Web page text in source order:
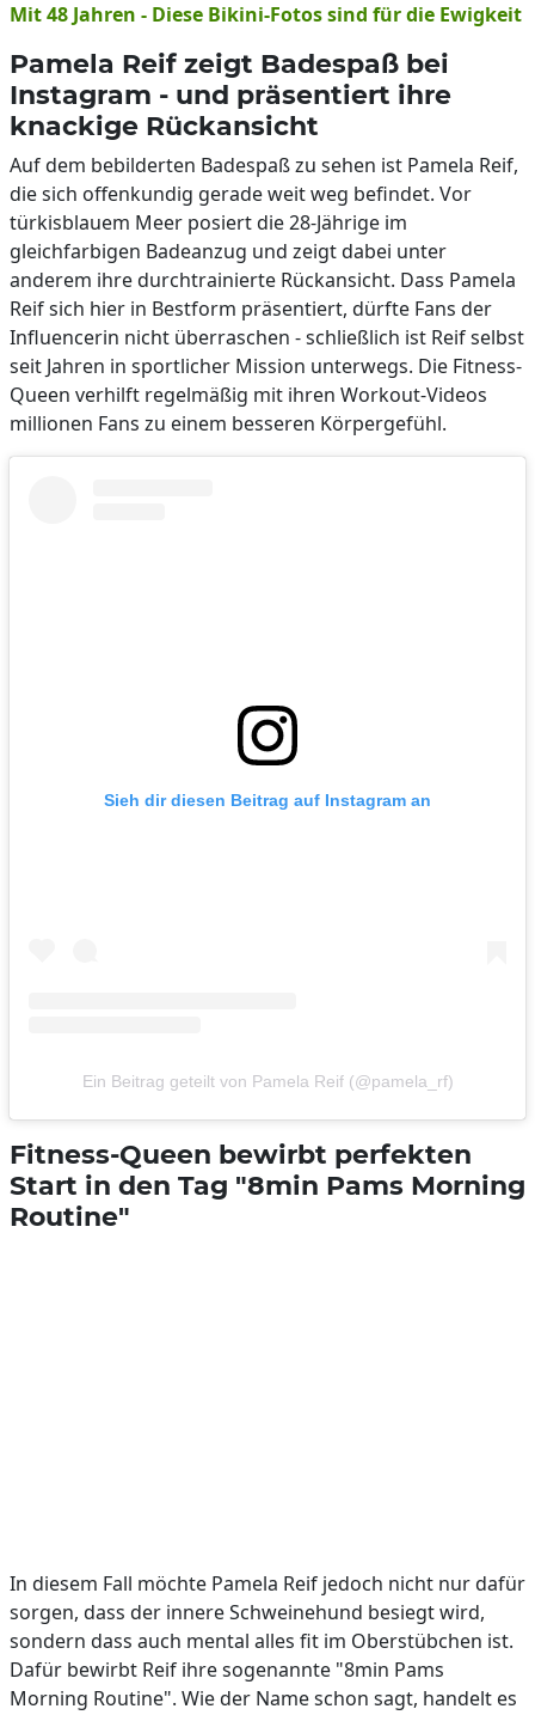
Mit 48 Jahren - Diese Bikini-Fotos sind für die Ewigkeit
Pamela Reif zeigt Badespaß bei
Instagram - und präsentiert ihre
knackige Rückansicht
Auf dem bebilderten Badespaß zu sehen ist Pamela Reif,
die sich offenkundig gerade weit weg befindet. Vor
türkisblauem Meer posiert die 28-Jährige im
gleichfarbigen Badeanzug und zeigt dabei unter
anderem ihre durchtrainierte Rückansicht. Dass Pamela
Reif sich hier in Bestform präsentiert, dürfte Fans der
Influencerin nicht überraschen - schließlich ist Reif selbst
seit Jahren in sportlicher Mission unterwegs. Die Fitness-
Queen verhilft regelmäßig mit ihren Workout-Videos
millionen Fans zu einem besseren Körpergefühl.
Sieh dir diesen Beitrag auf Instagram an
Ein Beitrag geteilt von Pamela Reif (@pamela_rf)
Fitness-Queen bewirbt perfekten
Start in den Tag "8min Pams Morning
Routine"
In diesem Fall möchte Pamela Reif jedoch nicht nur dafür
sorgen, dass der innere Schweinehund besiegt wird,
sondern dass auch mental alles fit im Oberstübchen ist.
Dafür bewirbt Reif ihre sogenannte "8min Pams
Morning Routine". Wie der Name schon sagt, handelt es